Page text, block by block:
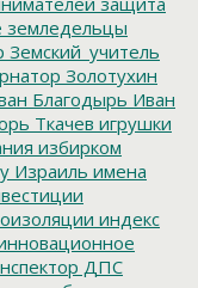
земледельцы
Земский_учитель
Золотухин
Благодырь Иван
Ткачев игрушки
избирком
Израиль имена
индекс
ДПС